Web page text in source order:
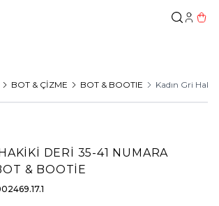
BOT & ÇİZME BOT & BOOTIE Kadın Gri
DERI 35-41 NUMARA
& BOOTIE